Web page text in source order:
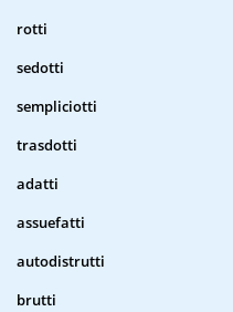
rotti
sedotti
sempliciotti
trasdotti
adatti
assuefatti
autodistrutti
brutti